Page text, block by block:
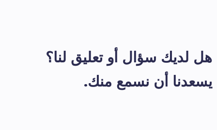
هل لديك سؤال أو تعليق لنا؟
يسعدنا أن نسمع منك.